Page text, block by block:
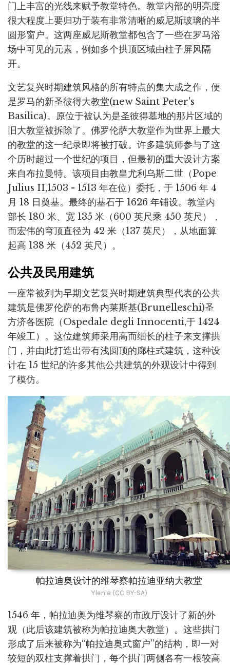
门上丰富的光线来赋予教堂特色。教堂内部的明亮度
很大程度上要归功于装有非常清晰的威尼斯玻璃的半
圆形窗户。这两座威尼斯教堂都包含了一些在罗马浴
场中可见的元素，例如多个拱顶区域由柱子屏风隔
开。
文艺复兴时期建筑风格的所有特点的集大成之作，便
是罗马的新圣彼得大教堂(new Saint Peter's
Basilica)。原位于被认为是圣彼得墓地的那片区域的
旧大教堂被拆除了。佛罗伦萨大教堂作为世界上最大
的教堂的这一纪录即将被打破。许多建筑师参与了这
个历时超过一个世纪的项目，但最初的重大设计方案
来自布拉曼特。该项目由教皇尤利乌斯二世（Pope
Julius II,1503 - 1513 年在位）委托，于 1506 年 4
月 18 日奠基。最终的基石于 1626 年铺设。教堂内
部长 180 米、宽 135 米（600 英尺乘 450 英尺），
而宏伟的穹顶直径为 42 米（137 英尺），从地面算
起高 138 米（452 英尺）。
公共及民用建筑
一座常被列为早期文艺复兴时期建筑典型代表的公共
建筑是佛罗伦萨的布鲁内莱斯基(Brunelleschi)圣
方济各医院（Ospedale degli Innocenti,于 1424
年竣工）。这位建筑师采用高而细长的柱子来支撑拱
门，并由此打造出带有浅圆顶的廊柱式建筑，这种设
计在 15 世纪的许多其他公共建筑的外观设计中得到
了模仿。
帕拉迪奥设计的维琴察帕拉迪亚纳大教堂
Ylenia (CC BY-SA)
1546 年，帕拉迪奥为维琴察的市政厅设计了新的外
观（此后该建筑被称为帕拉迪奥大教堂）。这些拱门
形成了后来被称为“帕拉迪奥式窗户”的结构，即一对
较短的双柱支撑着拱门，每个拱门两侧各有一根较高